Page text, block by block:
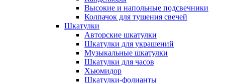
Высокие и напольные подсвечники
Колпачок для тушения свечей
Шкатулки
Авторские шкатулки
Шкатулки для украшений
Музыкальные шкатулки
Шкатулки для часов
Хьюмидор
Шкатулки-фолианты